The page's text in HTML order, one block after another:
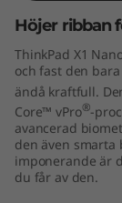
n
e
Höjer ribban
ThinkPad X1
och fast den
ändå kraftfull.
Core™ vPro®-
avancerad
den även smarta
imponerande är
du får av den.